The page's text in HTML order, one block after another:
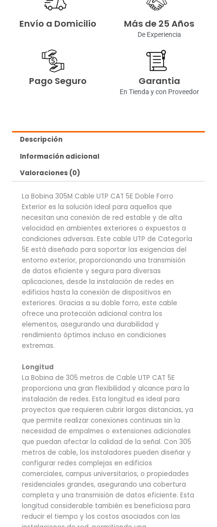
Envío a Domicilio Más de 25 Años
De Experiencia
Pago Seguro Garantia
En Tienda y con Proveedor
Descripción
Información adicional
Valoraciones (0)
La Bobina 305M Cable UTP CAT 5E Doble Forro
Exterior es la solución ideal para aquellos que
necesitan una conexión de red estable y de alta
velocidad en ambientes exteriores o expuestos a
condiciones adversas. Este cable UTP de Categoría
5E está diseñado para soportar las exigencias del
entorno exterior, proporcionando una transmisión
de datos eficiente y segura para diversas
aplicaciones, desde la instalación de redes en
edificios hasta la conexión de dispositivos en
exteriores. Gracias a su doble forro, este cable
ofrece una protección adicional contra los
elementos, asegurando una durabilidad y
rendimiento óptimos incluso en condiciones
extremas.
Longitud
La Bobina de 305 metros de Cable UTP CAT 5E
proporciona una gran flexibilidad y alcance para la
instalación de redes. Esta longitud es ideal para
proyectos que requieren cubrir largas distancias, ya
que permite realizar conexiones continuas sin la
necesidad de empalmes o extensiones adicionales
que puedan afectar la calidad de la señal. Con 305
metros de cable, los instaladores pueden diseñar y
configurar redes complejas en edificios
comerciales, campus universitarios, o propiedades
residenciales grandes, asegurando una cobertura
completa y una transmisión de datos eficiente. Esta
longitud considerable también es beneficiosa para
reducir el tiempo y los costos asociados con las